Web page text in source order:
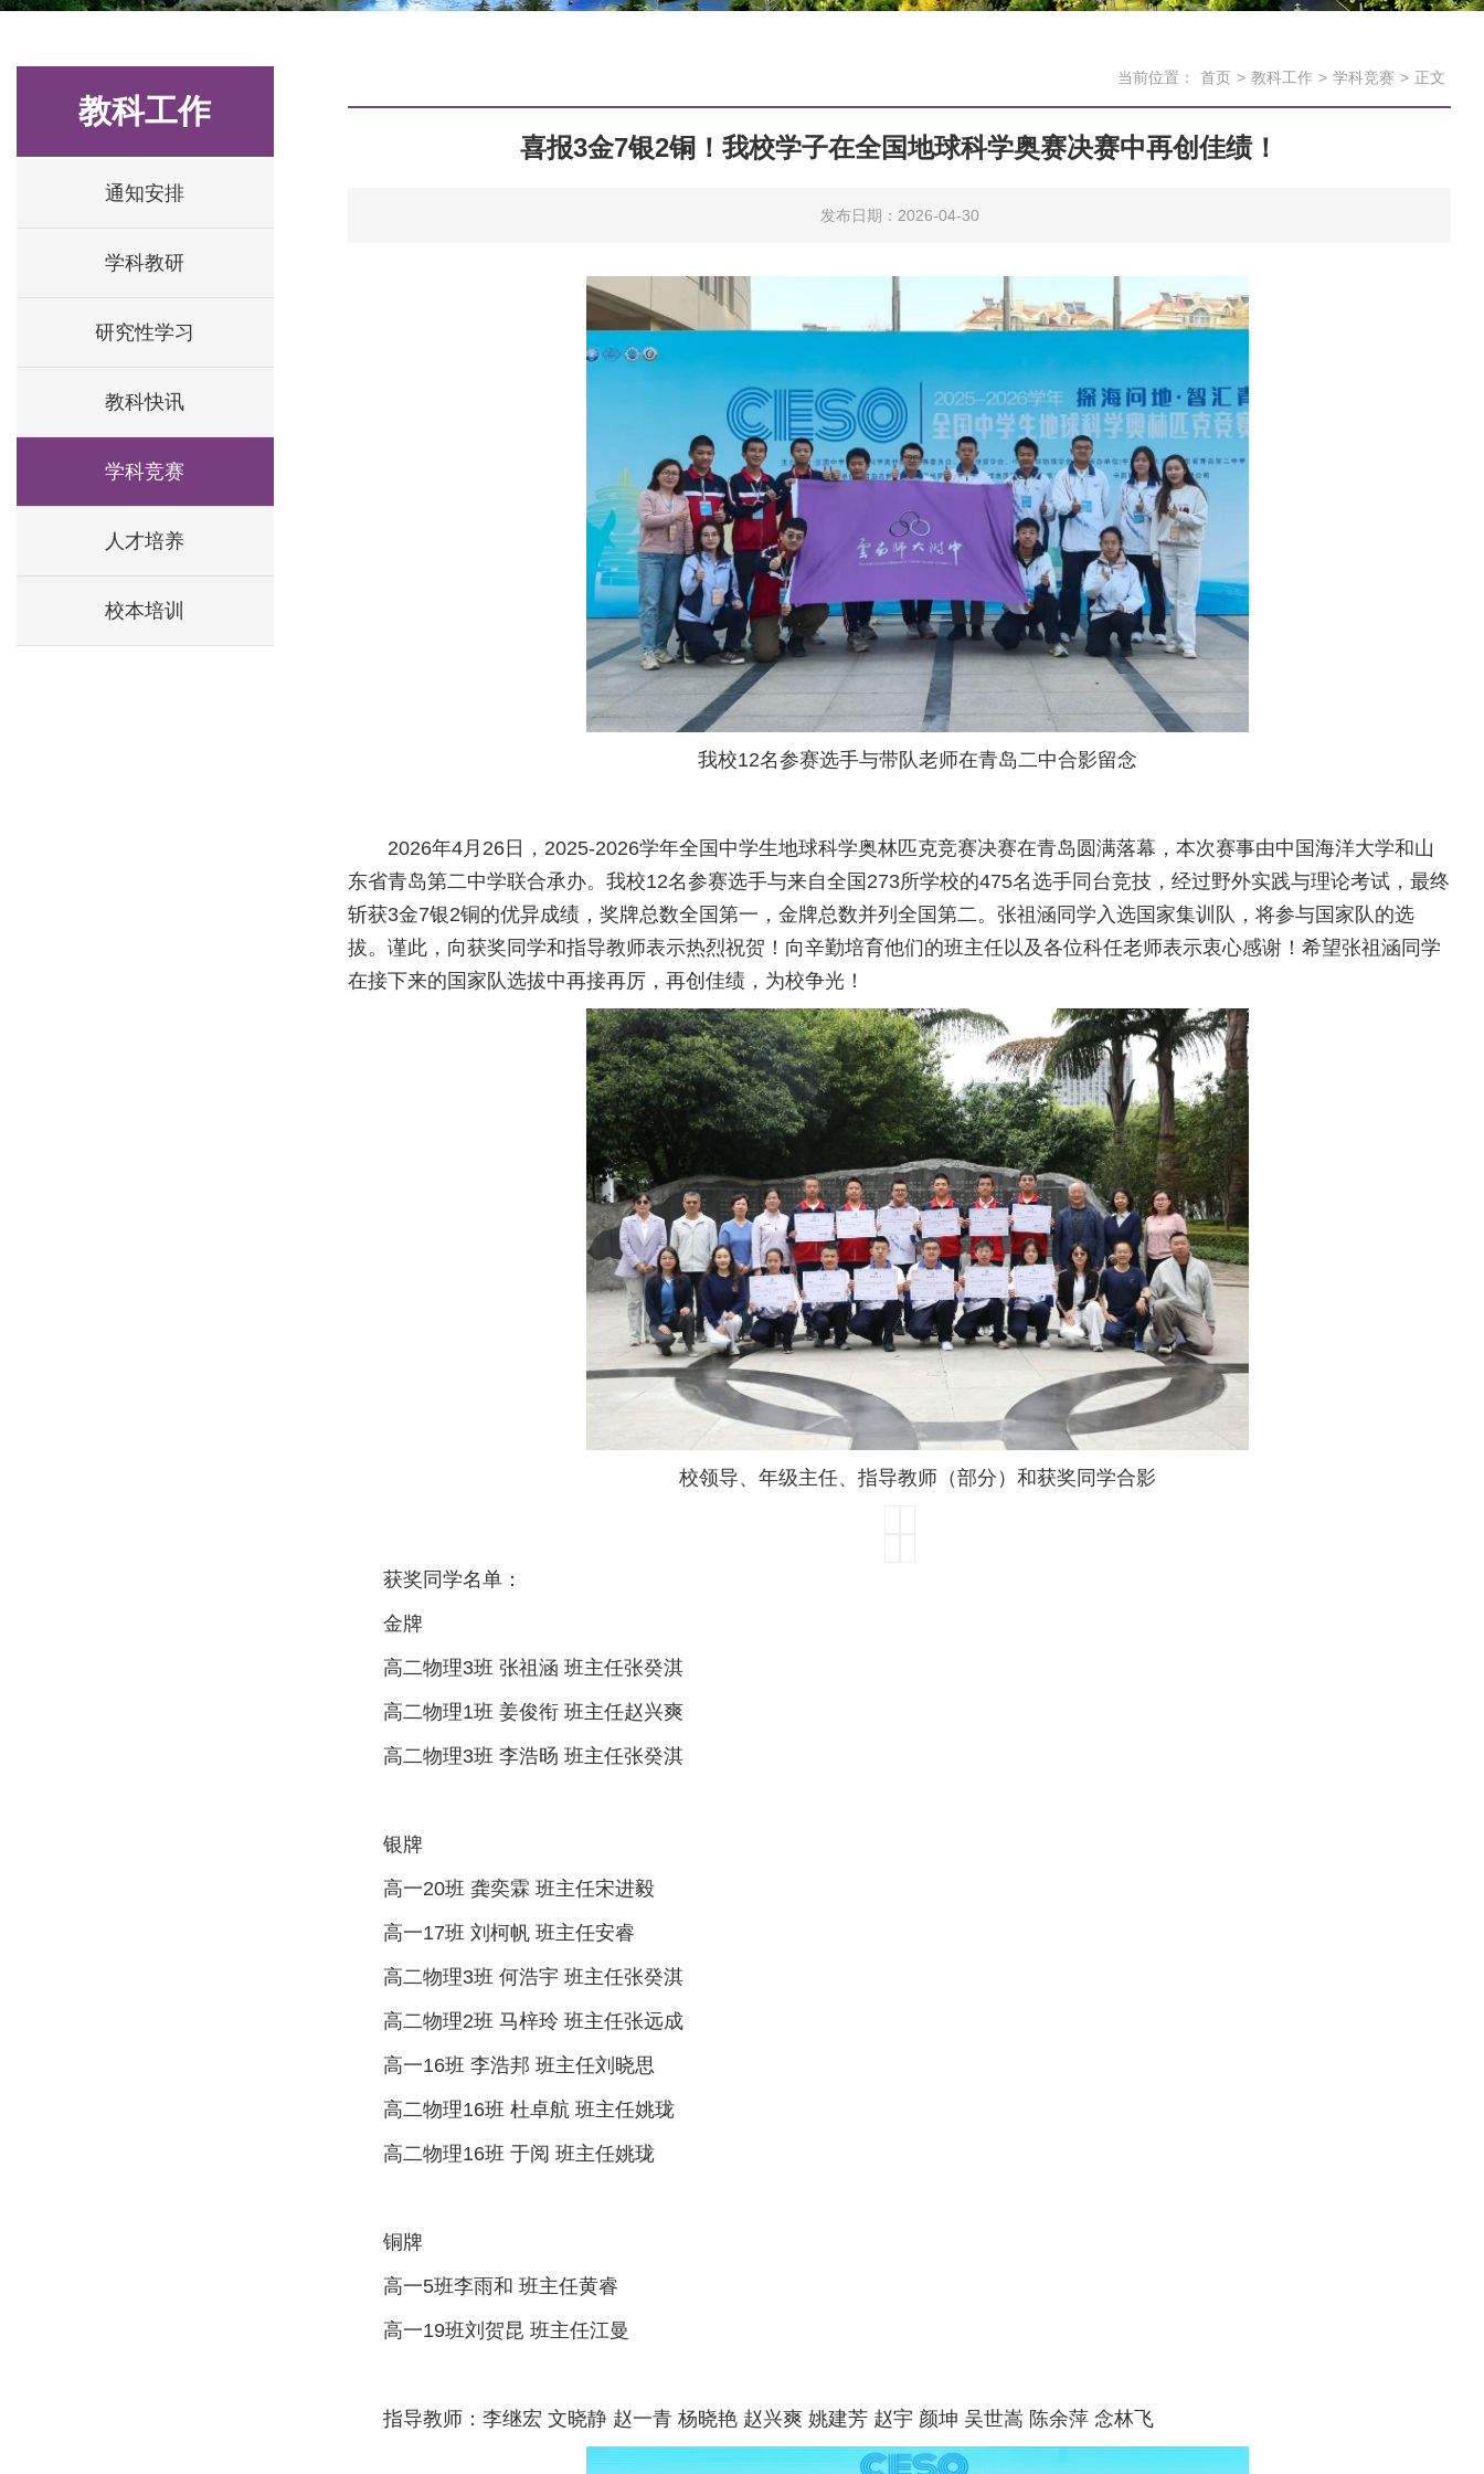
教科工作
通知安排
学科教研
研究性学习
教科快讯
学科竞赛
人才培养
校本培训
当前位置： 首页 > 教科工作 > 学科竞赛 > 正文
喜报3金7银2铜！我校学子在全国地球科学奥赛决赛中再创佳绩！
发布日期：2026-04-30
我校12名参赛选手与带队老师在青岛二中合影留念
2026年4月26日，2025-2026学年全国中学生地球科学奥林匹克竞赛决赛在青岛圆满落幕，本次赛事由中国海洋大学和山
东省青岛第二中学联合承办。我校12名参赛选手与来自全国273所学校的475名选手同台竞技，经过野外实践与理论考试，最终
斩获3金7银2铜的优异成绩，奖牌总数全国第一，金牌总数并列全国第二。张祖涵同学入选国家集训队，将参与国家队的选
拔。谨此，向获奖同学和指导教师表示热烈祝贺！向辛勤培育他们的班主任以及各位科任老师表示衷心感谢！希望张祖涵同学
在接下来的国家队选拔中再接再厉 ，再创佳绩，为校争光！
校领导、年级主任、指导教师（部分）和获奖同学合影
获奖同学名单：
金牌
高二物理3班 张祖涵 班主任张癸淇
高二物理1班 姜俊衔 班主任赵兴爽
高二物理3班 李浩旸 班主任张癸淇
银牌
高一20班 龚奕霖 班主任宋进毅
高一17班 刘柯帆 班主任安睿
高二物理3班 何浩宇 班主任张癸淇
高二物理2班 马梓玲 班主任张远成
高一16班 李浩邦 班主任刘晓思
高二物理16班 杜卓航 班主任姚珑
高二物理16班 于阅 班主任姚珑
铜牌
高一5班李雨和 班主任黄睿
高一19班刘贺昆 班主任江曼
指导教师：李继宏 文晓静 赵一青 杨晓艳 赵兴爽 姚建芳 赵宇 颜坤 吴世嵩 陈余萍 念林飞